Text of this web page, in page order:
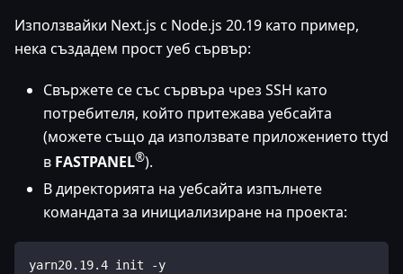
Използвайки Next.js с Node.js 20.19 като пример,
нека създадем прост уеб сървър:
Свържете се със сървъра чрез SSH като
потребителя, който притежава уебсайта
(можете също да използвате приложението ttyd
в FASTPANEL®).
В директорията на уебсайта изпълнете
командата за инициализиране на проекта:
yarn20.19.4 init -y